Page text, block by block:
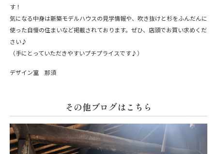
す！
気になる中身は新築モデルハウスの見学情報や、吹き抜けと杉をふんだんに
使った自慢の住まいなど掲載されております。ぜひ、店頭でお買い求めくだ
さい♪
（手にとっていただきやすいプチプライスです♪）
デザイン室 那須
その他ブログはこちら